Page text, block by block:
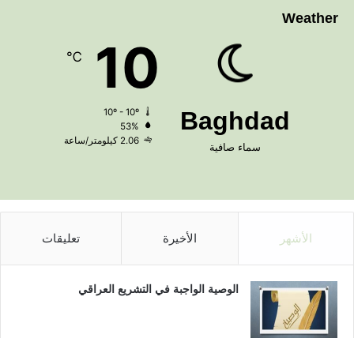
Weather
Baghdad
سماء صافية
10
℃
53%
2.06 كيلومتر/ساعة
الأشهر الأخيرة تعليقات
الوصية الواجبة في التشريع العراقي